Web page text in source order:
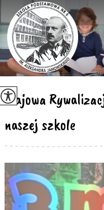
Majowa
naszej szkole